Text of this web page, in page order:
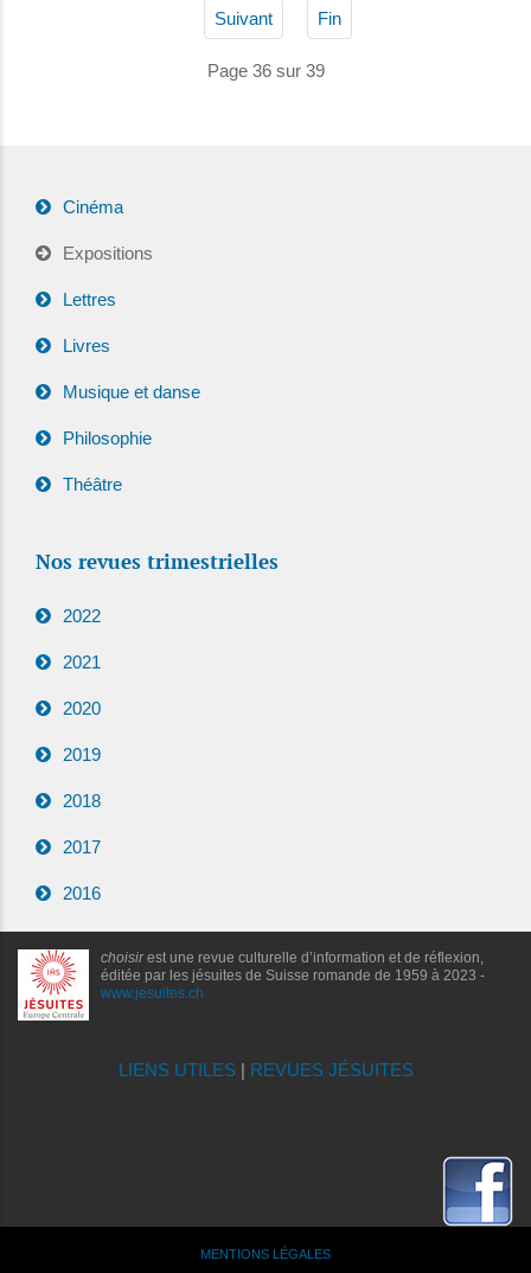
Suivant Fin
Page 36 sur 39
Cinéma
Expositions
Lettres
Livres
Musique et danse
Philosophie
Théâtre
Nos revues trimestrielles
2022
2021
2020
2019
2018
2017
2016
choisirest une revue culturelle d’information et de réflexion,
éditée par les jésuites de Suisse romande de 1959 à 2023 -
www.jesuites.ch
LIENS UTILES| REVUES JÉSUITES
MENTIONS LÉGALES